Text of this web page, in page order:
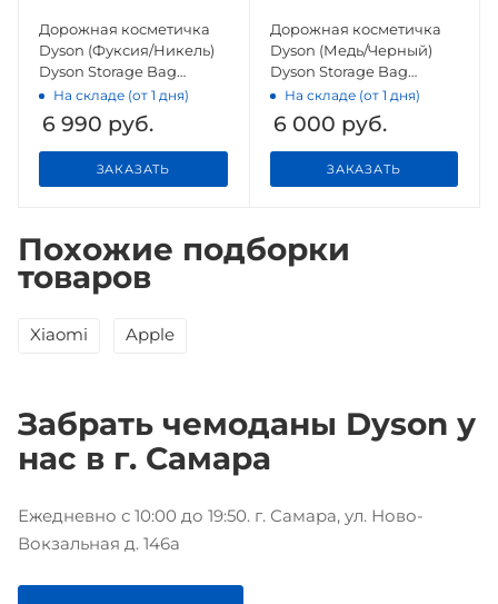
Дорожная косметичка
Dyson (Фуксия/Никель)
Dyson Storage Bag
(Fuchsia/Nickel)
На складе (от 1 дня)
6 990 руб.
ЗАКАЗАТЬ
Дорожная косметичка
Dyson (Медь/Черный)
Dyson Storage Bag
(Copper/Black)
На складе (от 1 дня)
6 000 руб.
ЗАКАЗАТЬ
Похожие подборки
товаров
Xiaomi Apple
Забрать чемоданы Dyson у
нас в г. Самара
Ежедневно с 10:00 до 19:50. г. Самара, ул. Ново-
Вокзальная д. 146а